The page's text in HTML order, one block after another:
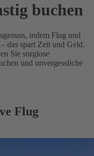
buchen
indem Flug und
das spart Zeit und Geld.
Sie sorglose
und unvergessliche
Flug